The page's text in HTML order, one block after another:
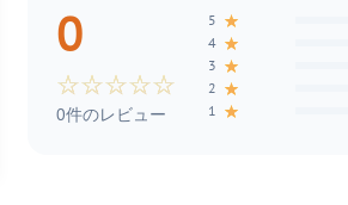
0
☆☆☆☆☆
0件のレビュー
5 ★
4 ★
3 ★
2 ★
1 ★